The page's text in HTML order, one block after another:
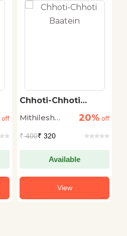
off
Chhoti-Chhoti
Mithilesh
20% off
₹400₹ 320
Available
View